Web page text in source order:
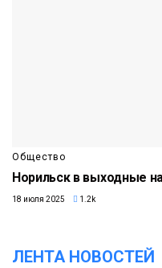
Общество
Норильск в выходные
18 июля 2025 1.2k
ЛЕНТА НОВОСТЕЙ